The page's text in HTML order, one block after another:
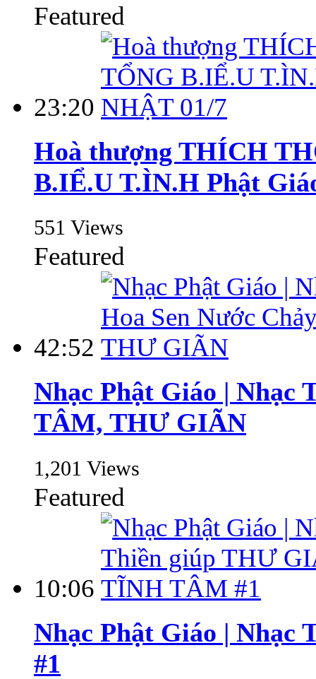
Featured
23:20
Hoà thượng THÍCH
B.IỂ.U T.ÌN.H Phật
551 Views
Featured
42:52
Nhạc Phật Giáo | Nhạc
TÂM, THƯ GIÃN
1,201 Views
Featured
10:06
Nhạc Phật Giáo |
#1